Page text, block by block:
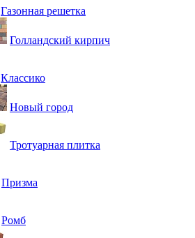
Газонная решетка
Голландский кирпич
Классико
Новый город
Тротуарная плитка
Призма
Ромб